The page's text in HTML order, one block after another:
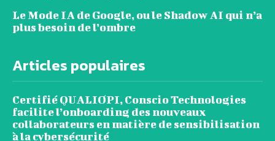
Le Mode IA de Google, ou le Shadow AI qui n’a
plus besoin de l’ombre
Articles populaires
Certifié QUALIOPI, Conscio Technologies
facilite l’onboarding des nouveaux
collaborateurs en matière de sensibilisation
à la cybersécurité